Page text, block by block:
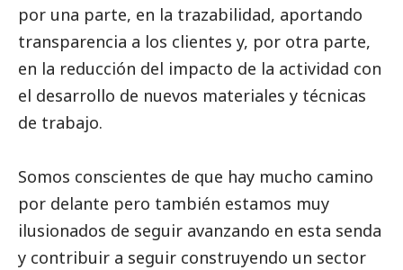
por una parte, en la trazabilidad, aportando
transparencia a los clientes y, por otra parte,
en la reducción del impacto de la actividad con
el desarrollo de nuevos materiales y técnicas
de trabajo.
Somos conscientes de que hay mucho camino
por delante pero también estamos muy
ilusionados de seguir avanzando en esta senda
y contribuir a seguir construyendo un sector